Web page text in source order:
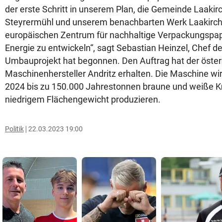
der erste Schritt in unserem Plan, die Gemeinde
Steyrermühl und unserem benachbarten Werk
europäischen Zentrum für nachhaltige
Energie zu entwickeln“, sagt Sebastian Heinzel, Chef
Umbauprojekt hat begonnen. Den Auftrag hat der
Maschinenhersteller Andritz erhalten. Die Maschine
2024 bis zu 150.000 Jahrestonnen braune und weiße
niedrigem Flächengewicht produzieren.
Politik 22.03.2023 19:00